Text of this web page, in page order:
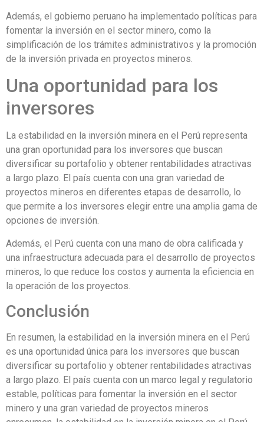
Además, el gobierno peruano ha implementado políticas para
fomentar la inversión en el sector minero, como la
simplificación de los trámites administrativos y la promoción
de la inversión privada en proyectos mineros.
Una oportunidad para los
inversores
La estabilidad en la inversión minera en el Perú representa
una gran oportunidad para los inversores que buscan
diversificar su portafolio y obtener rentabilidades atractivas
a largo plazo. El país cuenta con una gran variedad de
proyectos mineros en diferentes etapas de desarrollo, lo
que permite a los inversores elegir entre una amplia gama de
opciones de inversión.
Además, el Perú cuenta con una mano de obra calificada y
una infraestructura adecuada para el desarrollo de proyectos
mineros, lo que reduce los costos y aumenta la eficiencia en
la operación de los proyectos.
Conclusión
En resumen, la estabilidad en la inversión minera en el Perú
es una oportunidad única para los inversores que buscan
diversificar su portafolio y obtener rentabilidades atractivas
a largo plazo. El país cuenta con un marco legal y regulatorio
estable, políticas para fomentar la inversión en el sector
minero y una gran variedad de proyectos mineros